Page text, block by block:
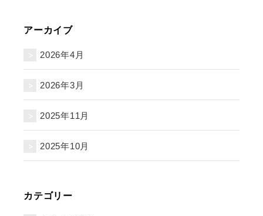
アーカイブ
2026年4月
2026年3月
2025年11月
2025年10月
カテゴリー